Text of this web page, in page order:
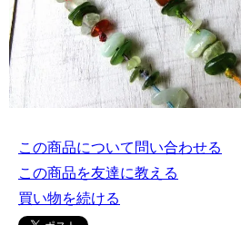
この商品について問い合わせる
この商品を友達に教える
買い物を続ける